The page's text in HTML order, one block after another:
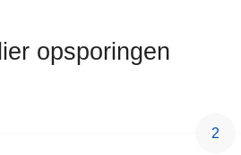
opsporingen